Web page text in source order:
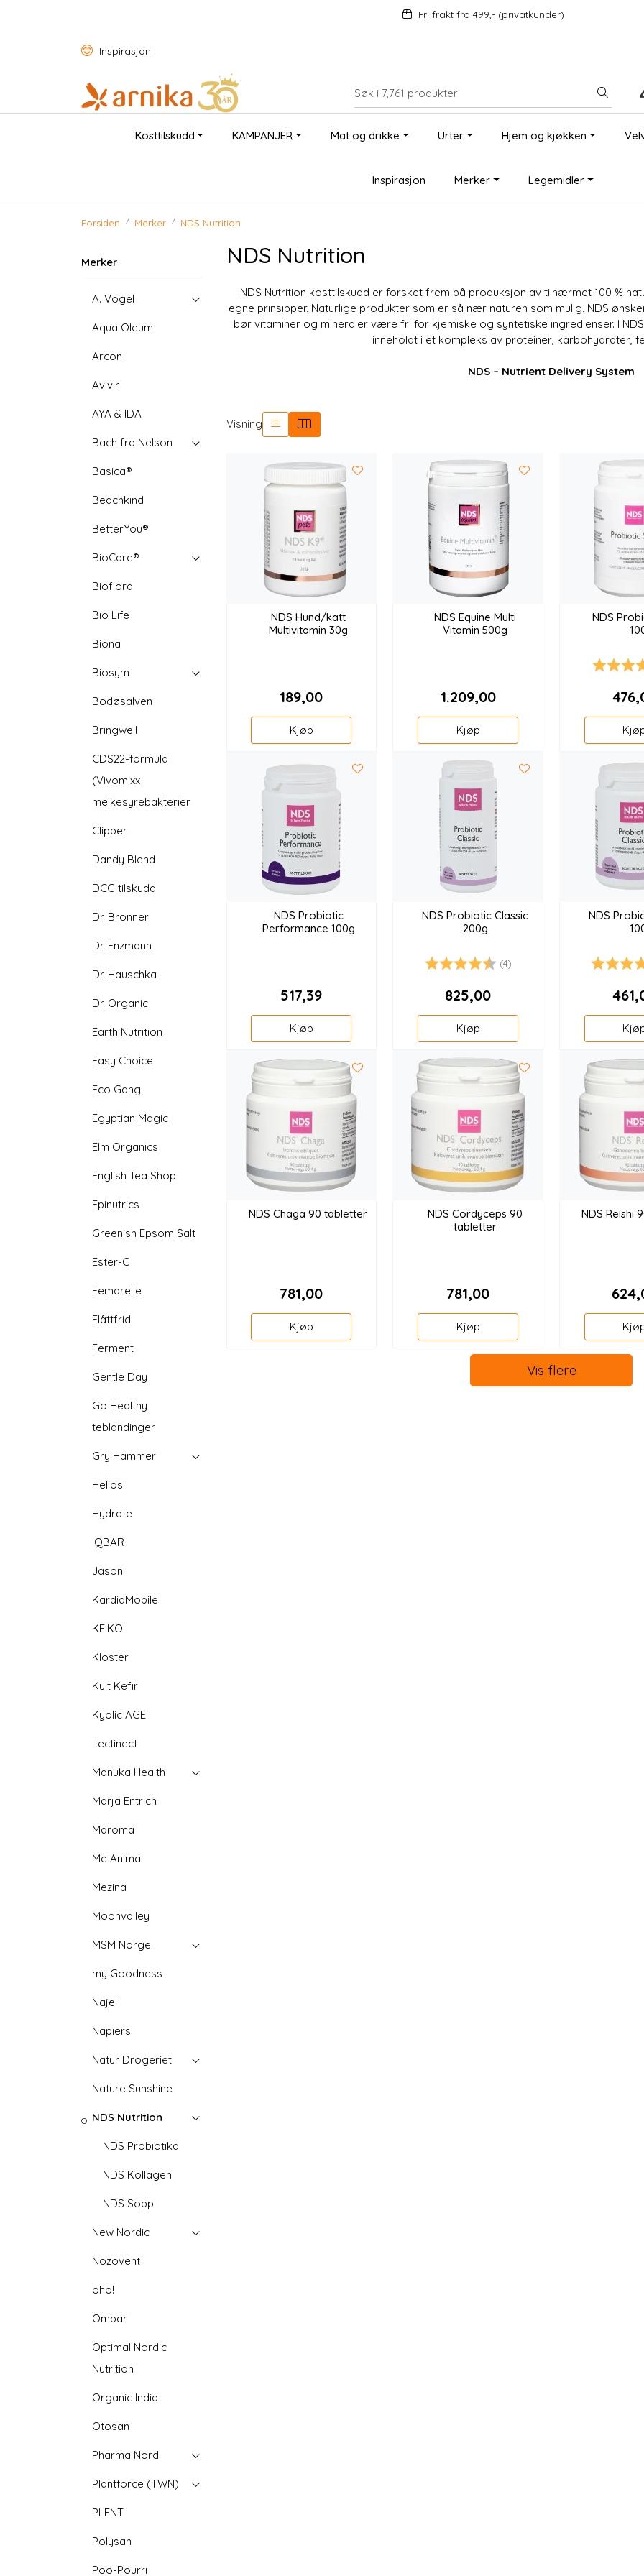
Fri frakt fra 499,- (privatkunder)
Inspirasjon
Kosttilskudd KAMPANJER Mat og drikke Urter Hjem og kjøkken
Inspirasjon Merker Legemidler
Forsiden Merker NDS Nutrition
Merker
A. Vogel
Aqua Oleum
Arcon
Avivir
AYA & IDA
Bach fra Nelson
Basica®
Beachkind
BetterYou®
BioCare®
Bioflora
Bio Life
Biona
Biosym
Bodøsalven
Bringwell
CDS22-formula
(Vivomixx
melkesyrebakterier
Clipper
Dandy Blend
DCG tilskudd
Dr. Bronner
Dr. Enzmann
Dr. Hauschka
Dr. Organic
Earth Nutrition
Easy Choice
Eco Gang
Egyptian Magic
Elm Organics
English Tea Shop
Epinutrics
Greenish Epsom Salt
Ester-C
Femarelle
Flåttfrid
Ferment
Gentle Day
Go Healthy
teblandinger
Gry Hammer
Helios
Hydrate
IQBAR
Jason
KardiaMobile
KEIKO
Kloster
Kult Kefir
Kyolic AGE
Lectinect
Manuka Health
Marja Entrich
Maroma
Me Anima
Mezina
Moonvalley
MSM Norge
my Goodness
Najel
Napiers
Natur Drogeriet
Nature Sunshine
NDS Nutrition
NDS Probiotika
NDS Kollagen
NDS Sopp
New Nordic
Nozovent
oho!
Ombar
Optimal Nordic
Nutrition
Organic India
Otosan
Pharma Nord
Plantforce (TWN)
PLENT
Polysan
Poo-Pourri
NDS Nutrition
NDS Nutrition kosttilskudd er forsket frem på produksjon av tilnærmet 100 %
egne prinsipper. Naturlige produkter som er så nær naturen som mulig. NDS
bør vitaminer og mineraler være fri for kjemiske og syntetiske ingredienser. I
inneholdt i et kompleks av proteiner, karbohydrater,
NDS – Nutrient Delivery System
Visning
NDS Hund/katt
Multivitamin 30g
189,00
Kjøp
NDS Equine Multi
Vitamin 500g
1.209,00
Kjøp
NDS
NDS Probiotic
Performance 100g
517,39
Kjøp
NDS Probiotic Classic
200g
Karakter:
(4)
4.5 av 5 mulige
825,00
Kjøp
NDS
NDS Chaga 90 tabletter
781,00
Kjøp
NDS Cordyceps 90
tabletter
781,00
Kjøp
NDS Reishi
Vis flere